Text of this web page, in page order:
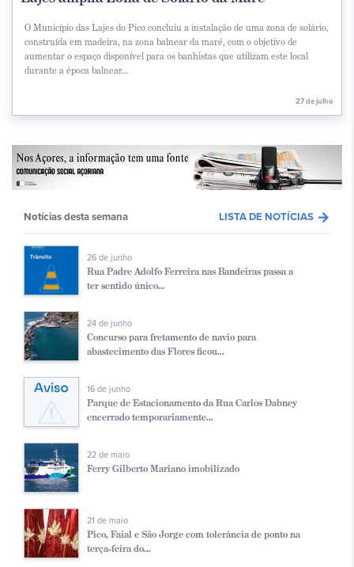
O Município das Lajes do Pico concluiu a instalação de uma zona de solário,
construída em madeira, na zona balnear da maré, com o objetivo de
aumentar o espaço disponível para os banhistas que utilizam este local
durante a época balnear...
27 de julho
Notícias desta semana LISTA DE NOTÍCIAS arrow_forward
26 de junho
Rua Padre Adolfo Ferreira nas Bandeiras passa a
ter sentido único...
24 de junho
Concurso para fretamento de navio para
abastecimento das Flores ficou...
16 de junho
Parque de Estacionamento da Rua Carlos Dabney
encerrado temporariamente...
22 de maio
Ferry Gilberto Mariano imobilizado
21 de maio
Pico, Faial e São Jorge com tolerância de ponto na
terça-feira do...